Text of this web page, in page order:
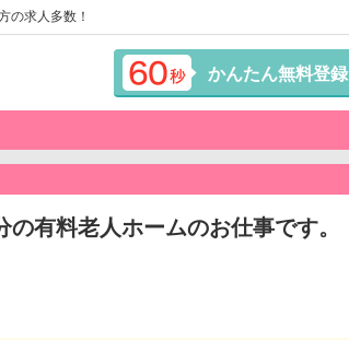
の求人多数！
かんたん無料登録
有料老人ホームのお仕事です。